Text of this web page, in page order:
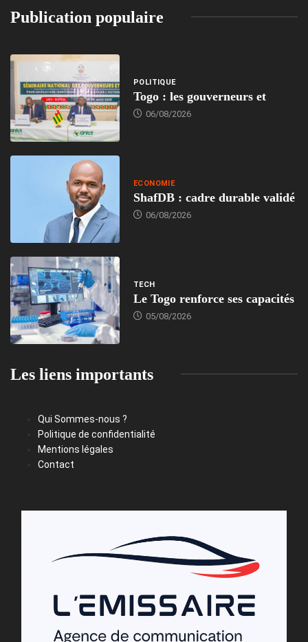
Publication populaire
POLITIQUE
Togo : les gouverneurs et
06/08/2026
ECONOMIE
ShafDB : cadre durable validé
06/08/2026
TECH
Le Togo renforce ses capacités
05/08/2026
Les liens importants
Qui Sommes-nous ?
Politique de confidentialité
Mentions légales
Contact